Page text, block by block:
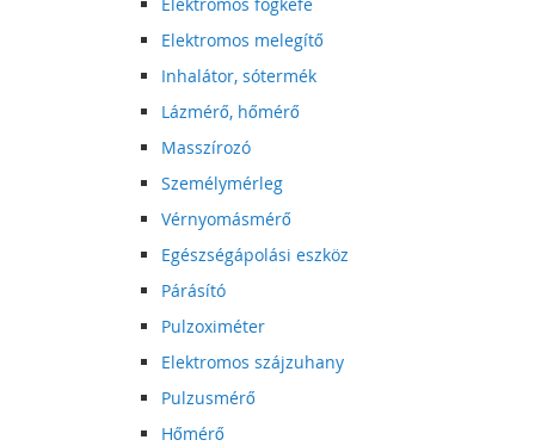
Elektromos melegítő
Inhalátor, sótermék
Lázmérő, hőmérő
Masszírozó
Személymérleg
Vérnyomásmérő
Egészségápolási eszköz
Párásító
Pulzoximéter
Elektromos szájzuhany
Pulzusmérő
Hőmérő